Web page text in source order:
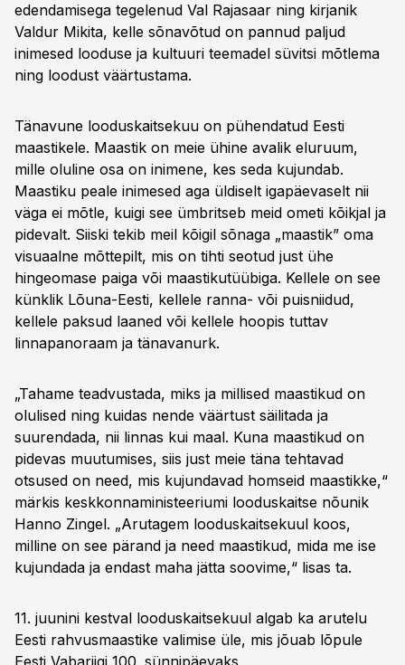
edendamisega tegelenud Val Rajasaar ning kirjanik
Valdur Mikita, kelle sõnavõtud on pannud paljud
inimesed looduse ja kultuuri teemadel süvitsi mõtlema
ning loodust väärtustama.
Tänavune looduskaitsekuu on pühendatud Eesti
maastikele. Maastik on meie ühine avalik eluruum,
mille oluline osa on inimene, kes seda kujundab.
Maastiku peale inimesed aga üldiselt igapäevaselt nii
väga ei mõtle, kuigi see ümbritseb meid ometi kõikjal ja
pidevalt. Siiski tekib meil kõigil sõnaga „maastik” oma
visuaalne mõttepilt, mis on tihti seotud just ühe
hingeomase paiga või maastikutüübiga. Kellele on see
künklik Lõuna-Eesti, kellele ranna- või puisniidud,
kellele paksud laaned või kellele hoopis tuttav
linnapanoraam ja tänavanurk.
„Tahame teadvustada, miks ja millised maastikud on
olulised ning kuidas nende väärtust säilitada ja
suurendada, nii linnas kui maal. Kuna maastikud on
pidevas muutumises, siis just meie täna tehtavad
otsused on need, mis kujundavad homseid maastikke,“
märkis keskkonnaministeeriumi looduskaitse nõunik
Hanno Zingel. „Arutagem looduskaitsekuul koos,
milline on see pärand ja need maastikud, mida me ise
kujundada ja endast maha jätta soovime,“ lisas ta.
11. juunini kestval looduskaitsekuul algab ka arutelu
Eesti rahvusmaastike valimise üle, mis jõuab lõpule
Eesti Vabariigi 100. sünnipäevaks.